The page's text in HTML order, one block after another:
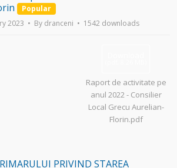
Popular
2023
By dranceni 1542 downloads
Raport de activitate pe
anul 2022 - Consilier
Local Grecu Aurelian-
Florin.pdf
PRIVIND STAREA